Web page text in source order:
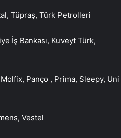
Tüpraş, Türk Petrolleri
İş Bankası, Kuveyt Türk,
Panço , Prima, Sleepy, Uni
Vestel